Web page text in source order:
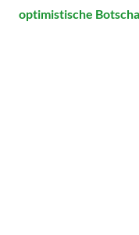
optimistische